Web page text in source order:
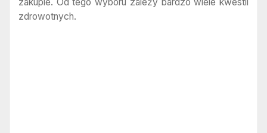
zdrowotnych.